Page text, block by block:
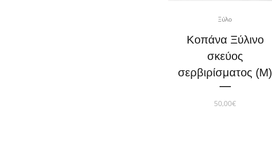
Ξύλο
Κοπάνα Ξύλινο
σκεύος
σερβιρίσματος (M)
50,00€